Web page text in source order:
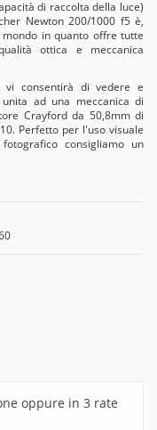
di raccolta della luce)
Newton 200/1000 f5 è,
in quanto offre tutte
ottica e meccanica
consentirà di vedere e
ad una meccanica di
Crayford da 50,8mm di
Perfetto per l'uso visuale
consigliamo un
oppure in 3 rate